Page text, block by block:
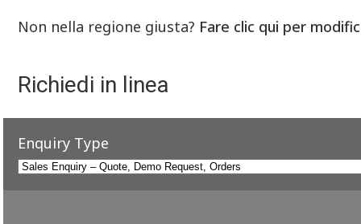
Non nella regione giusta? Fare clic qui per
Richiedi in linea
Enquiry Type